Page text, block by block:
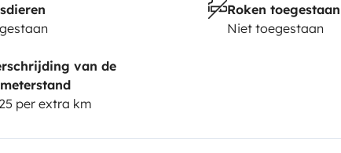
Roken toegestaan
Niet toegestaan
van de
per extra km